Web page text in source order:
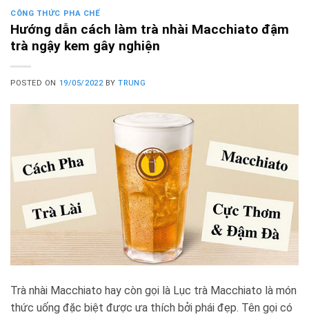
CÔNG THỨC PHA CHẾ
Hướng dẫn cách làm trà nhài Macchiato đậm
trà ngậy kem gây nghiện
POSTED ON 19/05/2022BYTRUNG
Trà nhài Macchiato hay còn gọi là Lục trà Macchiato là món
thức uống đặc biệt được ưa thích bởi phái đẹp. Tên gọi có